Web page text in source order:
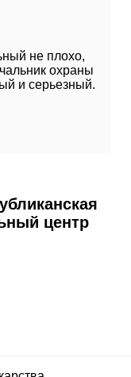
не плохо,
охраны
и серьезный.
центр